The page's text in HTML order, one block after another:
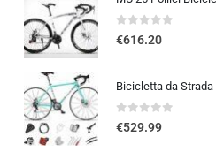
0out of 5
€616.20
0out of 5
€529.99